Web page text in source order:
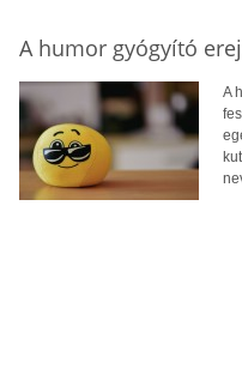
A humor gyógyító
A